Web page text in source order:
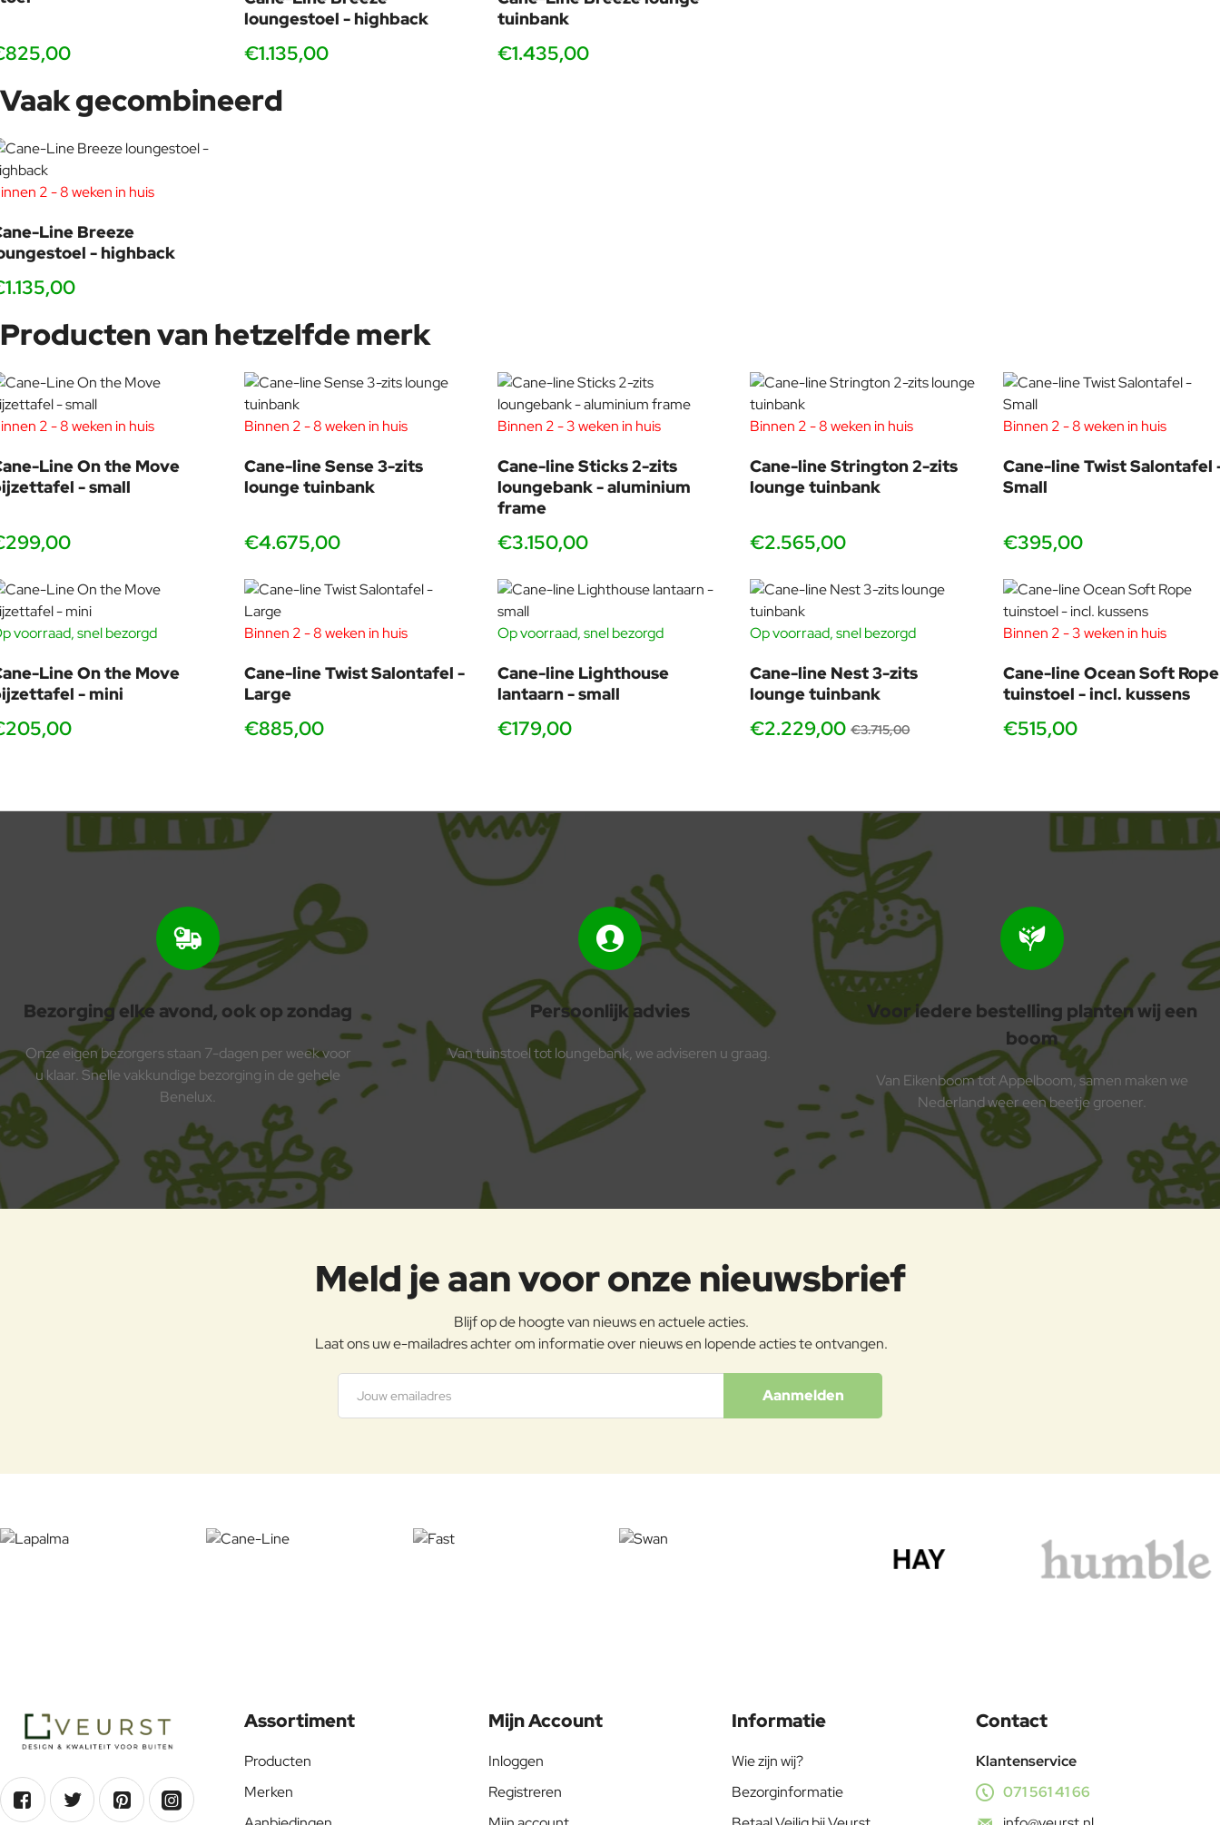
loungestoel - highback
€1.135,00
tuinbank
€1.435,00
Vaak gecombineerd
2 - 8 weken in huis
Line Breeze
- highback
Producten van hetzelfde merk
2 - 8 weken in huis
Line On the Move
- small
Binnen 2 - 8 weken in huis
Cane-line Sense 3-zits
lounge tuinbank
€4.675,00
Binnen 2 - 3 weken in huis
Cane-line Sticks 2-zits
loungebank - aluminium
frame
€3.150,00
Binnen 2 - 8 weken in huis
Cane-line Strington 2-zits
lounge tuinbank
€2.565,00
Binnen 2 - 8 weken in huis
Cane-line Twist Salontafel
Small
€395,00
voorraad, snel bezorgd
Line On the Move
- mini
Binnen 2 - 8 weken in huis
Cane-line Twist Salontafel -
Large
€885,00
Op voorraad, snel bezorgd
Cane-line Lighthouse
lantaarn - small
€179,00
Op voorraad, snel bezorgd
Cane-line Nest 3-zits
lounge tuinbank
€2.229,00 €3.715,00
Binnen 2 - 3 weken in huis
Cane-line Ocean Soft Rope
tuinstoel - incl. kussens
€515,00
Bezorging elke avond, ook op zondag
Onze eigen bezorgers staan 7-dagen per week voor
u klaar. Snelle vakkundige bezorging in de gehele
Benelux.
Persoonlijk advies
Van tuinstoel tot loungebank, we adviseren u graag.
Voor iedere bestelling planten wij een
boom
Van Eikenboom tot Appelboom, samen maken we
Nederland weer een beetje groener.
Meld je aan voor onze nieuwsbrief
Blijf op de hoogte van nieuws en actuele acties.
Laat ons uw e-mailadres achter om informatie over nieuws en lopende acties te ontvangen.
Aanmelden
Assortiment
Producten
Merken
Mijn Account
Inloggen
Registreren
Informatie
Wie zijn wij?
Bezorginformatie
Contact
Klantenservice
071 561 41 66